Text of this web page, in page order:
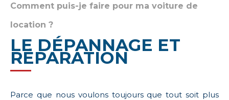
Comment puis-je faire pour ma voiture de
location ?
LE DÉPANNAGE ET
RÉPARATION
Parce que nous voulons toujours que tout soit plus